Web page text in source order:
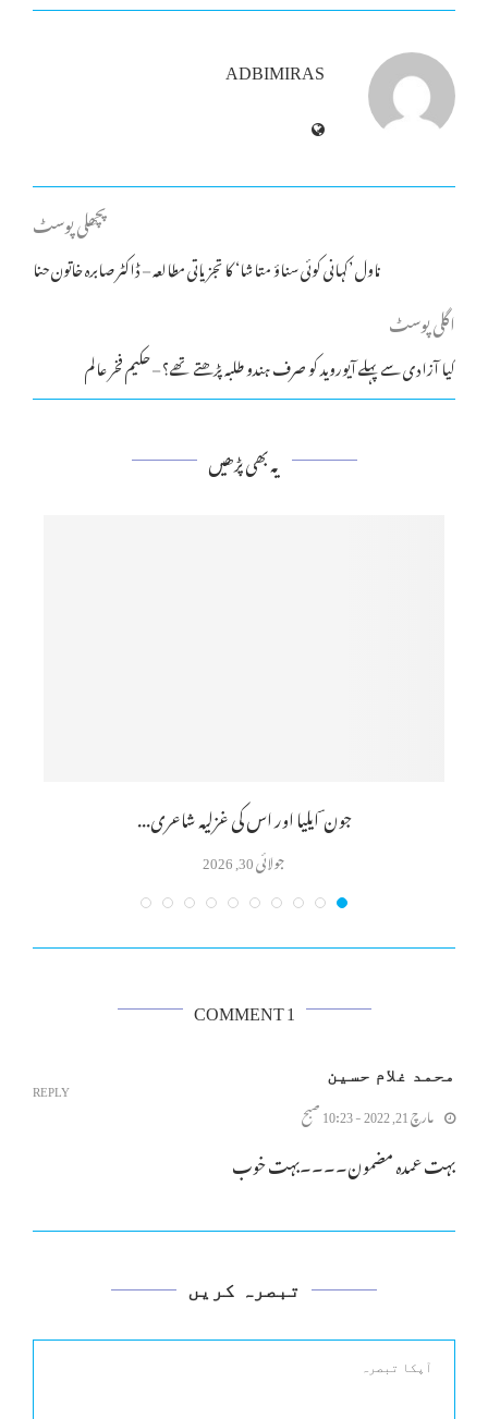
ADBIMIRAS
پچھلی پوسٹ
ناول ’کہانی کوئی سناؤ متاشا‘ کا تجزیاتی مطالعہ – ڈاکٹر صابرہ خاتون حنا
اگلی پوسٹ
کیا آزادی سے پہلے آیوروید کو صرف ہندو طلبہ پڑھتے تھے؟ – حکیم فخر عالم
یہ بھی پڑھیں
جون ؔ ایلیا اور اس کی غزلیہ شاعری...
جولائی 30, 2026
1 COMMENT
محمد غلام حسین
مارچ 21, 2022 - 10:23 صبح
بہت عمدہ مضمون۔۔۔۔بہت خوب
REPLY
تبصرہ کریں